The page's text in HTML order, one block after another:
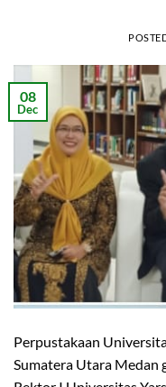
08
Dec
Perpustakaan
Sumatera Utara Medan